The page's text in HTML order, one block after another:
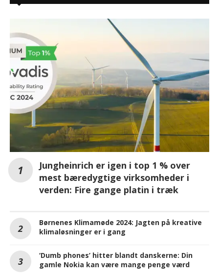
Jungheinrich er igen i top 1 % over
mest bæredygtige virksomheder i
verden: Fire gange platin i træk
Børnenes Klimamøde 2024: Jagten på kreative
klimaløsninger er i gang
‘Dumb phones’ hitter blandt danskerne: Din
gamle Nokia kan være mange penge værd